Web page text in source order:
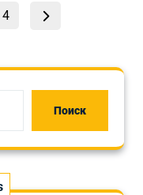
Страница
4
Поиск